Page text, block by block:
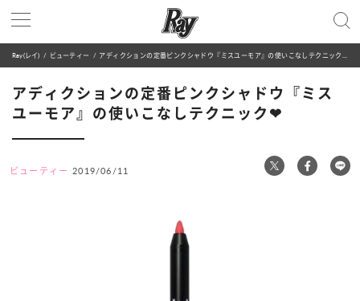
Ray(レイ) ビューティー アディクションの定番ピンクシャドウ『ミスユーモア』の使いこなしテクニック❤︎
アディクションの定番ピンクシャドウ『ミス
ユーモア』の使いこなしテクニック❤︎
ビューティー 2019/06/11